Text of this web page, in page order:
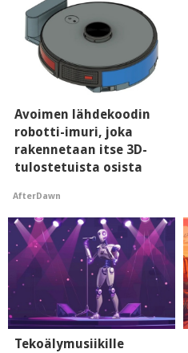
Avoimen lähdekoodin
robotti-imuri, joka
rakennetaan itse 3D-
tulostetuista osista
AfterDawn
Tekoälymusiikille